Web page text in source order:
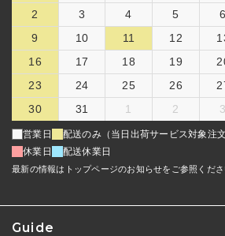
Guide
2
3 4 5 6
9
10 11 12
16
17 18 19
23
24 25 26
30
31 1 2 3
営業日
配送のみ（当日出荷サービス対象注文
休業日
配送休業日
最新の情報はトップページのお知らせをご参照くださ